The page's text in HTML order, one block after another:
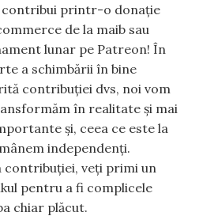
contribui printr-o donație
de la maib sau
lunar pe Patreon! În
a schimbării în bine
contribuției dvs, noi vom
în realitate și mai
și, ceea ce este la
independenți.
veți primi un
pentru a fi complicele
chiar plăcut.